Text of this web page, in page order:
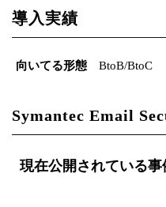
導入実績
向いてる形態 BtoB/BtoC
Symantec Email
現在公開されている